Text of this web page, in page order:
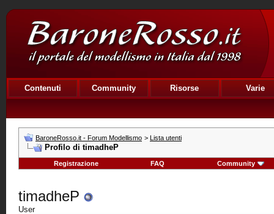
Contenuti Community Risorse Varie
BaroneRosso.it - Forum Modellismo > Lista utenti
Profilo di timadheP
Registrazione FAQ Community
timadheP
User